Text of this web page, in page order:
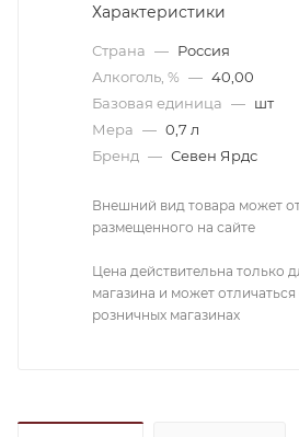
Характеристики
Страна — Россия
Алкоголь, % — 40,00
Базовая единица — шт
Мера — 0,7 л
Бренд — Севен Ярдс
Внешний вид товара может
размещенного на сайте
Цена действительна только
магазина и может отличаться
розничных магазинах